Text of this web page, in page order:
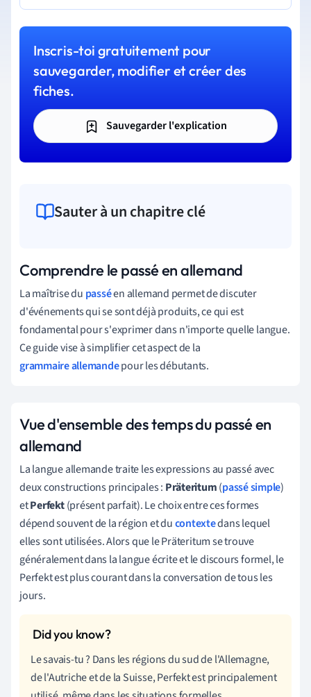
Inscris-toi gratuitement pour
sauvegarder, modifier et créer des
fiches.
Sauvegarder l'explication
Sauter à un chapitre clé
Comprendre le passé en allemand
La maîtrise du passéen allemand permet de discuter
d'événements qui se sont déjà produits, ce qui est
fondamental pour s'exprimer dans n'importe quelle langue.
Ce guide vise à simplifier cet aspect de la
grammaire allemandepour les débutants.
Vue d'ensemble des temps du passé en
allemand
La langue allemande traite les expressions au passé avec
deux constructions principales : Präteritum(passé simple)
etPerfekt(présent parfait). Le choix entre ces formes
dépend souvent de la région et ducontextedans lequel
elles sont utilisées. Alors que le Präteritum se trouve
généralement dans la langue écrite et le discours formel, le
Perfekt est plus courant dans la conversation de tous les
jours.
Le savais-tu ? Dans les régions du sud de l'Allemagne,
de l'Autriche et de la Suisse, Perfekt est principalement